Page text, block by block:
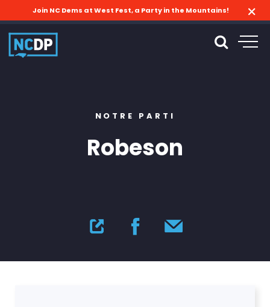
Join NC Dems at West Fest, a Party in the Mountains!
NOTRE PARTI
Robeson